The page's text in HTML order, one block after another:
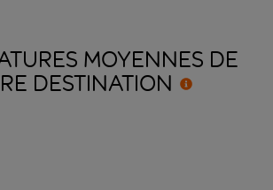
MOYENNES DE
DESTINATION